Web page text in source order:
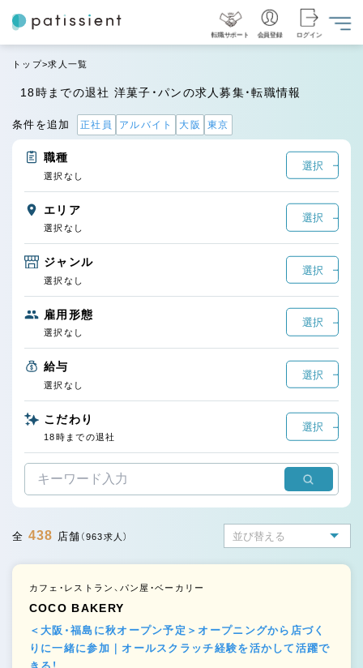
転職サポート 会員登録 ログイン
トップ 求人一覧
18時までの退社 洋菓子・パンの求人募集・転職情報
条件を追加 正社員 アルバイト 大阪 東京
職種
選択
選択なし
エリア
選択
選択なし
ジャンル
選択
選択なし
雇用形態
選択
選択なし
給与
選択
選択なし
こだわり
選択
18時までの退社
全 438 店舗 （963求人）
カフェ・レストラン、パン屋・ベーカリー
COCO BAKERY
＜大阪・福島に秋オープン予定＞オープニングから店づく
りに一緒に参加｜オールスクラッチ経験を活かして活躍で